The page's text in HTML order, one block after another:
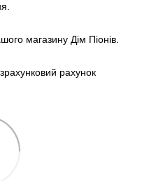
магазину Дім Піонів.
рахунок